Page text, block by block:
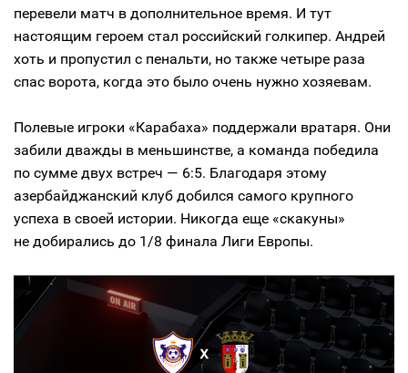
перевели матч в дополнительное время. И тут
настоящим героем стал российский голкипер. Андрей
хоть и пропустил с пенальти, но также четыре раза
спас ворота, когда это было очень нужно хозяевам.
Полевые игроки «Карабаха» поддержали вратаря. Они
забили дважды в меньшинстве, а команда победила
по сумме двух встреч — 6:5. Благодаря этому
азербайджанский клуб добился самого крупного
успеха в своей истории. Никогда еще «скакуны»
не добирались до 1/8 финала Лиги Европы.